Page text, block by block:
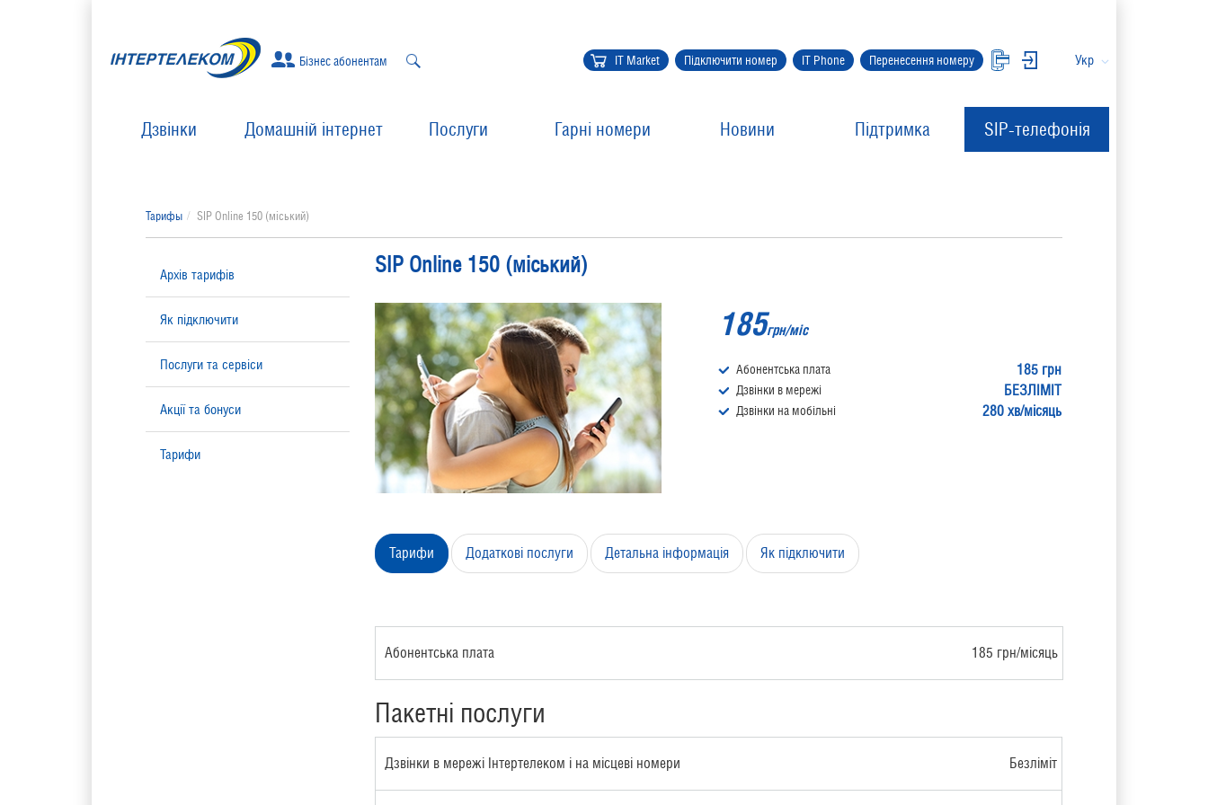
Бізнес абонентам IT Market Підключити номер IT Phone Перенесення номеру Укр
Дзвінки Домашній інтернет Послуги Гарні номери Новини Підтримка SIP-телефонія
Тарифы SIP Online 150 (міський)
Архів тарифів
Як підключити
Послуги та сервіси
Акції та бонуси
Тарифи
SIP Online 150 (міський)
185грн/міс
185 грн
Абонентська плата
БЕЗЛІМІТ
Дзвінки в мережі
280 хв/місяць
Дзвінки на мобільні
Тарифи Додаткові послуги Детальна інформація Як підключити
Абонентська плата 185 грн/місяць
Пакетні послуги
Дзвінки в мережі Інтертелеком і на місцеві номери Безліміт